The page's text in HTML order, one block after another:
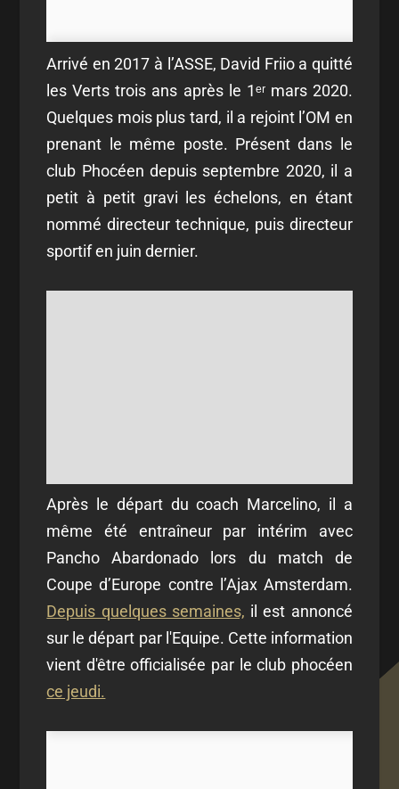
Arrivé en 2017 à l’ASSE, David Friio a quitté
les Verts trois ans après le 1ᵉʳ mars 2020.
Quelques mois plus tard, il a rejoint l’OM en
prenant le même poste. Présent dans le
club Phocéen depuis septembre 2020, il a
petit à petit gravi les échelons, en étant
nommé directeur technique, puis directeur
sportif en juin dernier.
Après le départ du coach Marcelino, il a
même été entraîneur par intérim avec
Pancho Abardonado lors du match de
Coupe d’Europe contre l’Ajax Amsterdam.
Depuis quelques semaines, il est annoncé
sur le départ par l'Equipe. Cette information
vient d'être officialisée par le club phocéen
ce jeudi.